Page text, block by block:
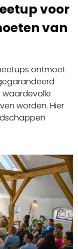
voor
van
ontmoet
waardevolle
worden. Hier